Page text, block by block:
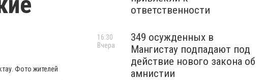
Фото жителей
ответственности
349 осужденных в
Мангистау подпадают под
действие нового закона об
амнистии
16:30
Вчера